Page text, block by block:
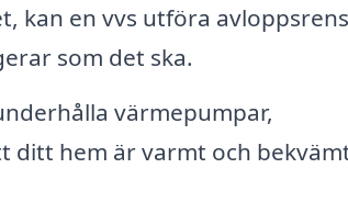
kan en vvs utföra
som det ska.
värmepumpar,
ditt hem är varmt och